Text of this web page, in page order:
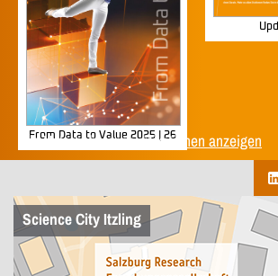
Science City Itzling
From Data to Value 2025 | 26
Alle Unternehmenspublikationen anzeigen